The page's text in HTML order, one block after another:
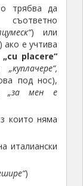
трябва да
) или
) ако е учтива
„cu placere“
„куплачере“,
под нос),
„за мен е
които няма
италиански
)